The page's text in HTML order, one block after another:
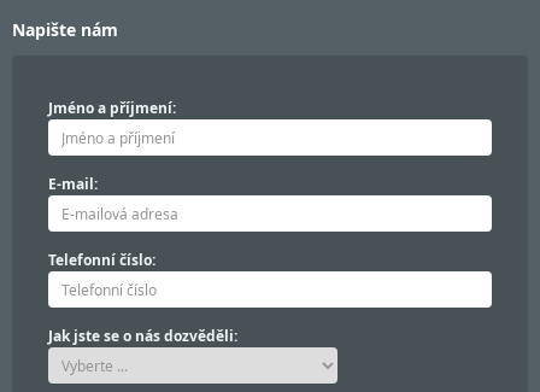
Napište nám
Jméno a příjmení:
E-mail:
Telefonní číslo:
Jak jste se o nás dozvěděli: